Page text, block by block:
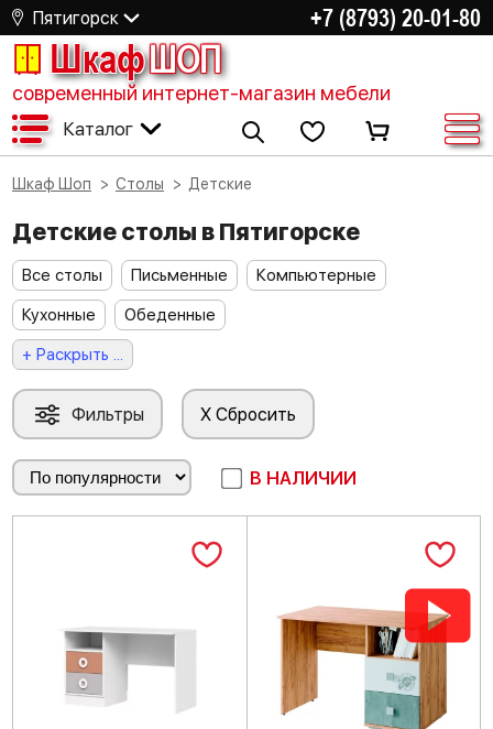
Пятигорск +7 (8793) 20-01-80
ШкафШОП
современный интернет-магазин мебели
Каталог
Шкаф Шоп Столы Детские
Детские столы в Пятигорске
Все столы Письменные
Компьютерные
Кухонные
Обеденные
+ Раскрыть ...
Фильтры X Сбросить
В НАЛИЧИИ